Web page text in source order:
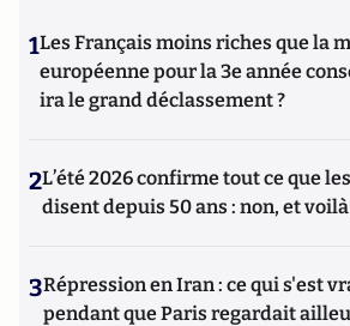
1Les Français moins riches que la
européenne pour la 3e année
ira le grand déclassement ?
2L’été 2026 confirme tout ce que
disent depuis 50 ans : non, et
3Répression en Iran : ce qui s'est
pendant que Paris regardait